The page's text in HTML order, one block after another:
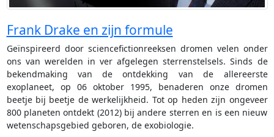
Frank Drake en zijn formule
Geïnspireerd door sciencefictionreeksen dromen velen onder
ons van werelden in ver afgelegen sterrenstelsels. Sinds de
bekendmaking van de ontdekking van de allereerste
exoplaneet, op 06 oktober 1995, benaderen onze dromen
beetje bij beetje de werkelijkheid. Tot op heden zijn ongeveer
800 planeten ontdekt (2012) bij andere sterren en is een nieuw
wetenschapsgebied geboren, de exobiologie.